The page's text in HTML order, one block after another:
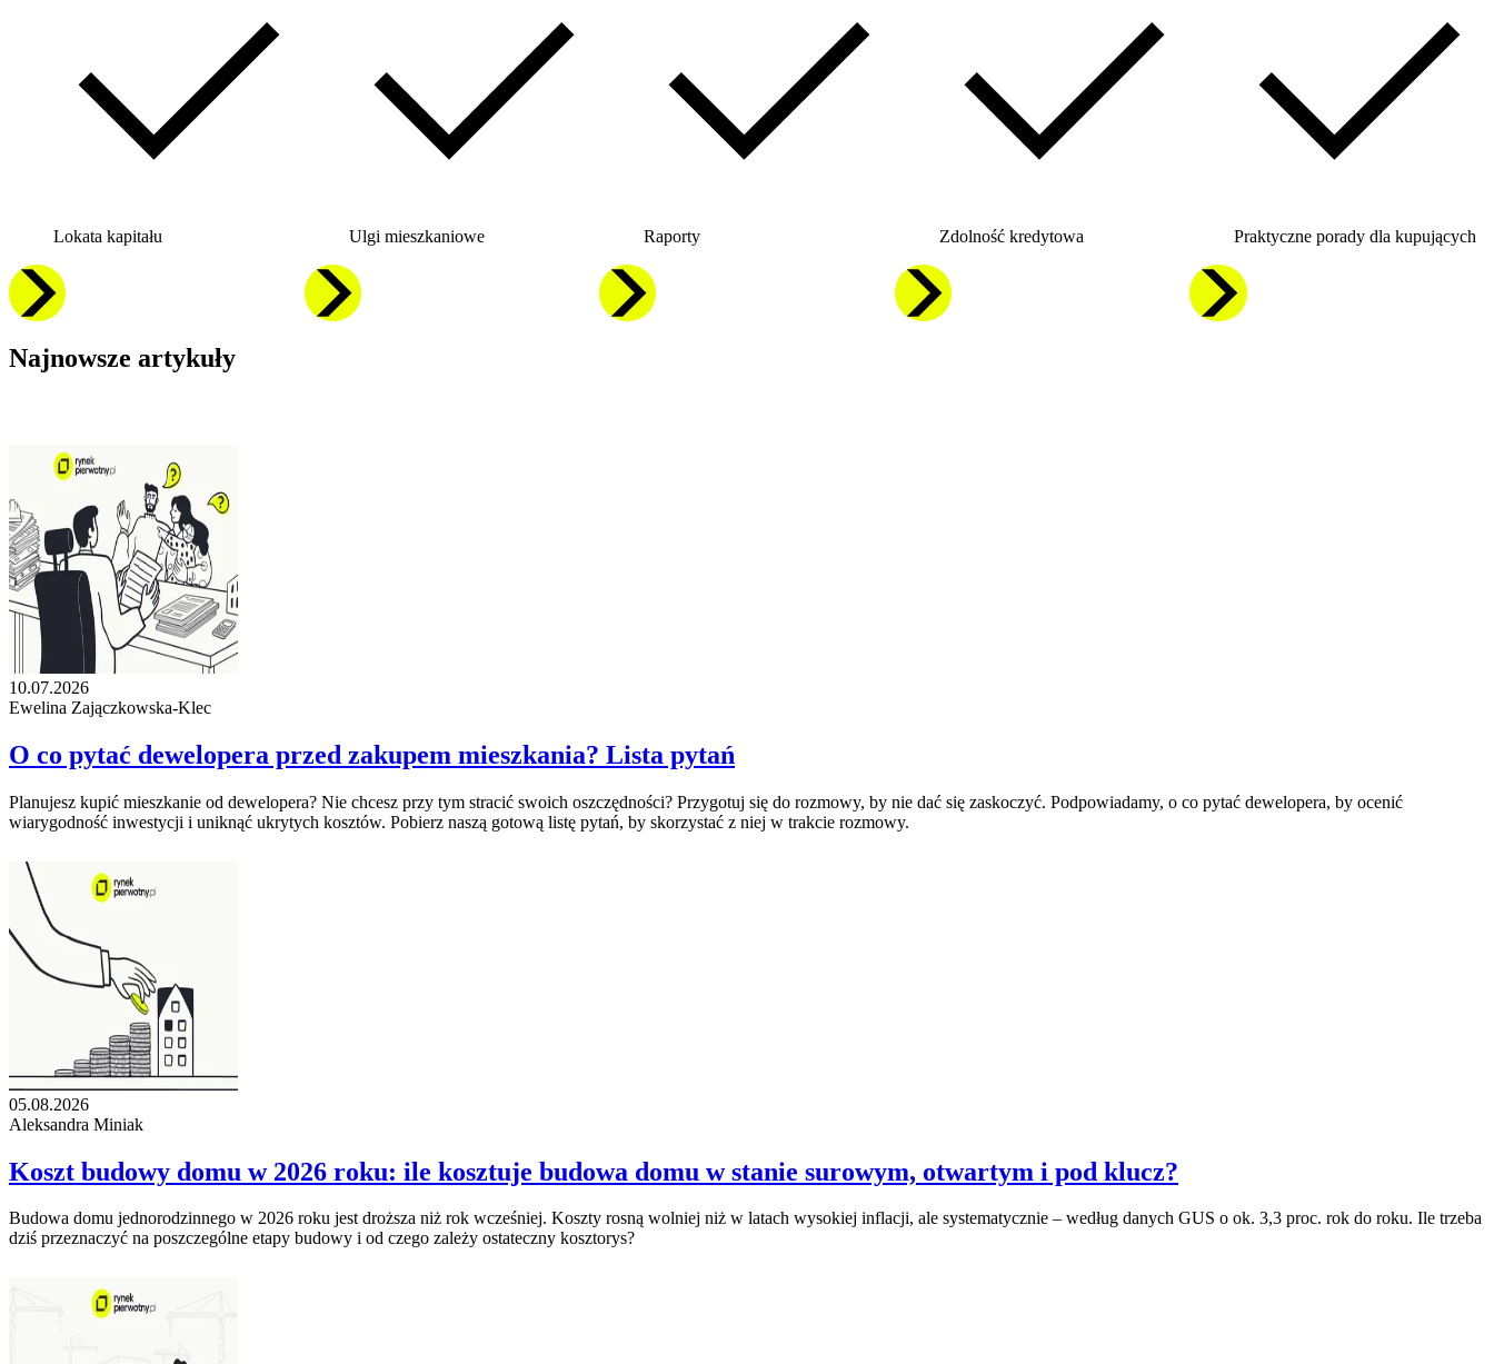
Lokata kapitału Ulgi mieszkaniowe Raporty Zdolność kredytowa Praktyczne porady dla kupujących
Najnowsze artykuły
10.07.2026
Ewelina Zajączkowska-Klec
O co pytać dewelopera przed zakupem mieszkania? Lista pytań
Planujesz kupić mieszkanie od dewelopera? Nie chcesz przy tym stracić swoich oszczędności? Przygotuj się do rozmowy, by nie dać się zaskoczyć. Podpowiadamy, o co pytać dewelopera, by ocenić
wiarygodność inwestycji i uniknąć ukrytych kosztów. Pobierz naszą gotową listę pytań, by skorzystać z niej w trakcie rozmowy.
05.08.2026
Aleksandra Miniak
Koszt budowy domu w 2026 roku: ile kosztuje budowa domu w stanie surowym, otwartym i pod klucz?
Budowa domu jednorodzinnego w 2026 roku jest droższa niż rok wcześniej. Koszty rosną wolniej niż w latach wysokiej inflacji, ale systematycznie – według danych GUS o ok. 3,3 proc. rok do roku. Ile trzeba
dziś przeznaczyć na poszczególne etapy budowy i od czego zależy ostateczny kosztorys?